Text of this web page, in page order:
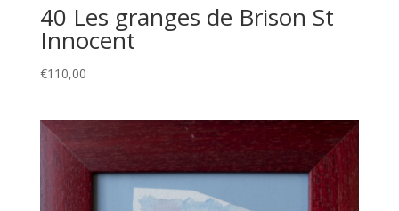
40 Les granges de Brison St
Innocent
€110,00